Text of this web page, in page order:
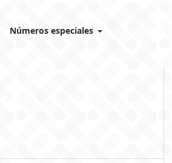
Números especiales